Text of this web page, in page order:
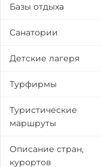
Базы отдыха
Санатории
Детские лагеря
Турфирмы
Туристические
маршруты
Описание стран,
курортов